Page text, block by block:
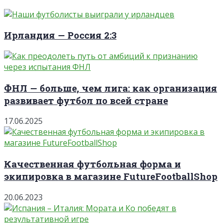
Ирландия — Россия 2:3
ФНЛ — больше, чем лига: как организация
развивает футбол по всей стране
17.06.2025
Качественная футбольная форма и
экипировка в магазине FutureFootballShop
20.06.2023